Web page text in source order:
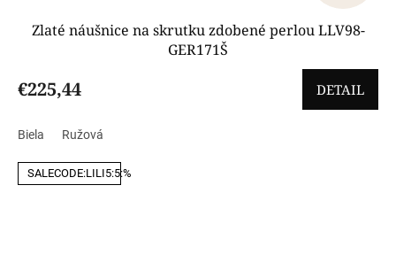
Zlaté náušnice na skrutku zdobené perlou LLV98-
GER171Š
€225,44 DETAIL
Biela Ružová
SALECODE:LILI5:5:%